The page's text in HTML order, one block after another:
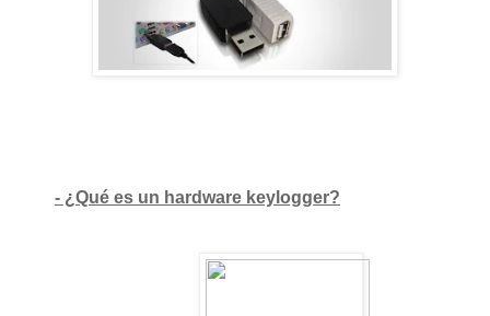
- ¿Qué es un hardware keylogger?